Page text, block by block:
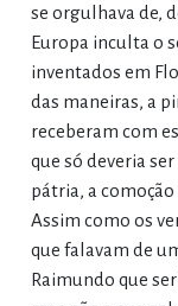
se orgulhava de,
Europa inculta o
inventados em
das maneiras, a
receberam com
que só deveria
pátria, a
Assim como os
que falavam de
Raimundo que